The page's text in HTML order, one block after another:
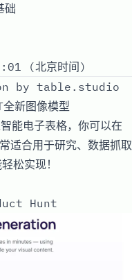
础
(北京时间)
by table.studio
新图像模型
电子表格，你可以在
适合用于研究、数据抓取
松实现！
Hunt